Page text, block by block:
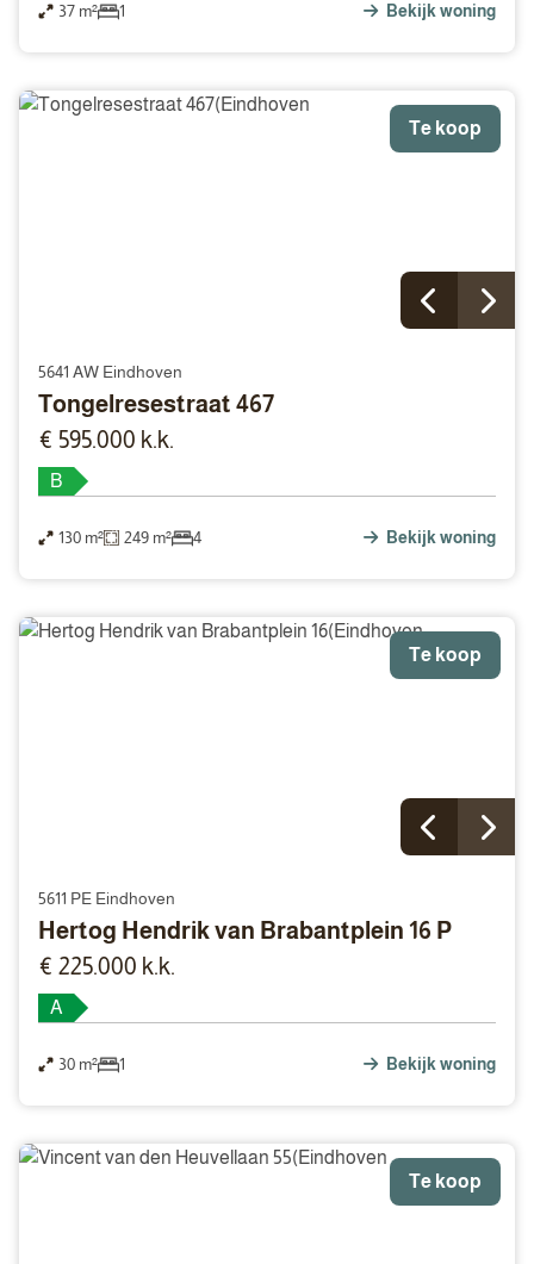
37 m² 1 Bekijk woning
Te koop
5641 AW Eindhoven
Tongelresestraat 467
€ 595.000 k.k.
B
130 m² 249 m² 4 Bekijk woning
Te koop
5611 PE Eindhoven
Hertog Hendrik van Brabantplein 16 P
€ 225.000 k.k.
A
30 m² 1 Bekijk woning
Te koop